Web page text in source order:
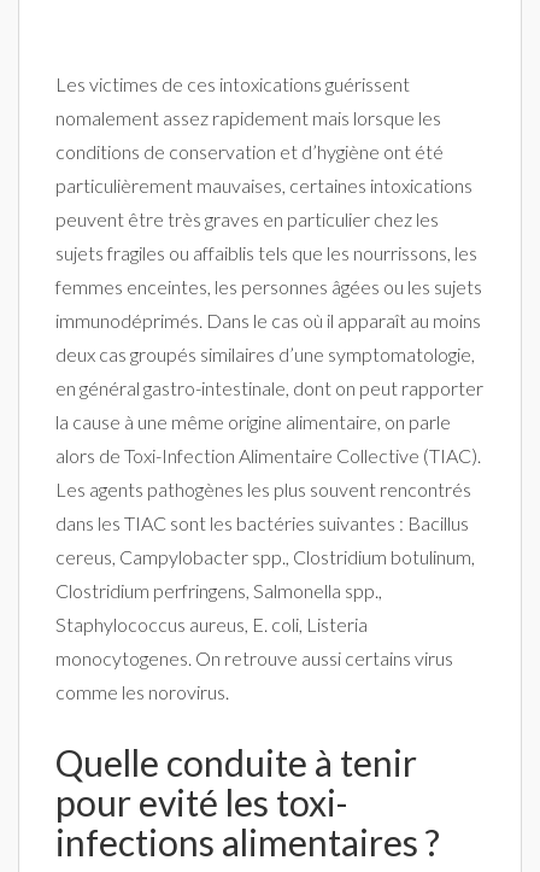
Les victimes de ces intoxications guérissent
nomalement assez rapidement mais lorsque les
conditions de conservation et d’hygiène ont été
particulièrement mauvaises, certaines intoxications
peuvent être très graves en particulier chez les
sujets fragiles ou affaiblis tels que les nourrissons, les
femmes enceintes, les personnes âgées ou les sujets
immunodéprimés. Dans le cas où il apparaît au moins
deux cas groupés similaires d’une symptomatologie,
en général gastro-intestinale, dont on peut rapporter
la cause à une même origine alimentaire, on parle
alors de Toxi-Infection Alimentaire Collective (TIAC).
Les agents pathogènes les plus souvent rencontrés
dans les TIAC sont les bactéries suivantes : Bacillus
cereus, Campylobacter spp., Clostridium botulinum,
Clostridium perfringens, Salmonella spp.,
Staphylococcus aureus, E. coli, Listeria
monocytogenes. On retrouve aussi certains virus
comme les norovirus.
Quelle conduite à tenir
pour evité les toxi-
infections alimentaires ?